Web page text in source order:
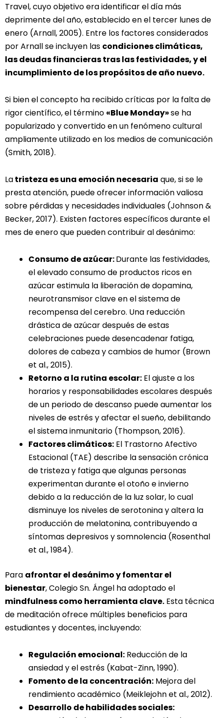
Travel, cuyo objetivo era identificar el día más
deprimente del año, establecido en el tercer lunes de
enero (Arnall, 2005). Entre los factores considerados
por Arnall se incluyen las condiciones climáticas,
las deudas financieras tras las festividades, y el
incumplimiento de los propósitos de año nuevo.
Si bien el concepto ha recibido críticas por la falta de
rigor científico, el término «Blue Monday»se ha
popularizado y convertido en un fenómeno cultural
ampliamente utilizado en los medios de comunicación
(Smith, 2018).
Latristeza es una emoción necesaria que, si se le
presta atención, puede ofrecer información valiosa
sobre pérdidas y necesidades individuales (Johnson &
Becker, 2017). Existen factores específicos durante el
mes de enero que pueden contribuir al desánimo:
Consumo de azúcar:Durante las festividades,
el elevado consumo de productos ricos en
azúcar estimula la liberación de dopamina,
neurotransmisor clave en el sistema de
recompensa del cerebro. Una reducción
drástica de azúcar después de estas
celebraciones puede desencadenar fatiga,
dolores de cabeza y cambios de humor (Brown
et al., 2015).
Retorno a la rutina escolar: El ajuste a los
horarios y responsabilidades escolares después
de un periodo de descanso puede aumentar los
niveles de estrés y afectar el sueño, debilitando
el sistema inmunitario (Thompson, 2016).
Factores climáticos: El Trastorno Afectivo
Estacional (TAE) describe la sensación crónica
de tristeza y fatiga que algunas personas
experimentan durante el otoño e invierno
debido a la reducción de la luz solar, lo cual
disminuye los niveles de serotonina y altera la
producción de melatonina, contribuyendo a
síntomas depresivos y somnolencia (Rosenthal
et al., 1984).
Para afrontar el desánimo y fomentar el
bienestar, Colegio Sn. Ángel ha adoptado el
mindfulness como herramienta clave. Esta técnica
de meditación ofrece múltiples beneficios para
estudiantes y docentes, incluyendo:
Regulación emocional: Reducción de la
ansiedad y el estrés (Kabat-Zinn, 1990).
Fomento de la concentración: Mejora del
rendimiento académico (Meiklejohn et al., 2012).
Desarrollo de habilidades sociales: